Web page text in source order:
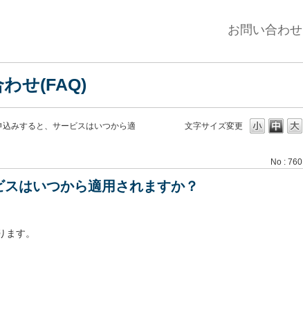
お問い合わせ
せ(FAQ)
文字サイズ変更
込みすると、サービスはいつから適
No : 760
はいつから適用されますか？
す。